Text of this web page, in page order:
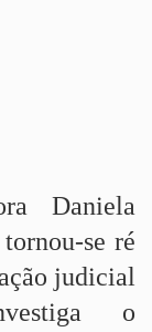
Daniela
se ré
judicial
o